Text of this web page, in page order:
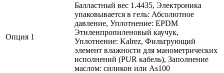
Опция 1
Балластный вес 1.4435, Электроника
упаковывается в гель: Абсолютное
давление, Уплотнение: EPDM
Этиленпропиленовый каучук,
Уплотнение: Kalrez, Фильтрующий
элемент влажности для манометрических
исполнений (PUR кабель), Заполнение
маслом: силикон или As100